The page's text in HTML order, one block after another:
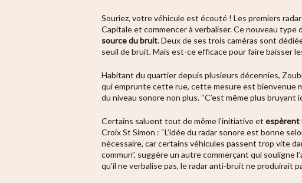
Souriez, votre véhicule est écouté ! Les premiers
Capitale et commencer à verbaliser. Ce nouveau
source du bruit. Deux de ses trois caméras sont
seuil de bruit. Mais est-ce efficace pour faire baisser
Habitant du quartier depuis plusieurs décennies,
qui emprunte cette rue, cette mesure est bienvenue
du niveau sonore non plus. “C’est même plus bruyant
Certains saluent tout de même l’initiative et espèrent
Croix St Simon : “L’idée du radar sonore est bonne
nécessaire, car certains véhicules passent trop vite
commun”, suggère un autre commerçant qui souligne
qu’il ne verbalise pas, le radar anti-bruit ne produirait